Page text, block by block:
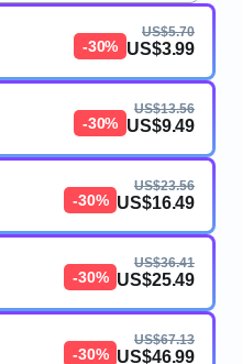
-30%
US$5.70
US$3.99
-30%
US$13.56
US$9.49
-30%
US$23.56
US$16.49
-30%
US$36.41
US$25.49
-30%
US$67.13
US$46.99